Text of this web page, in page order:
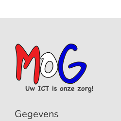
Gegevens